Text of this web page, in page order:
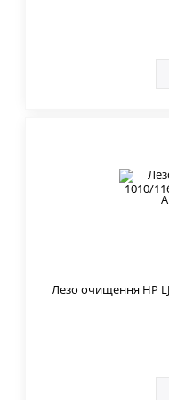
Лезо очищення HP